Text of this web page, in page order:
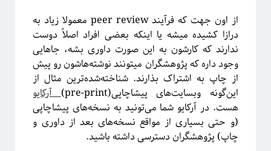
از اون جهت که فرآیند peer review معمولا زیاد به
درازا کشیده میشه یا اینکه بعضی افراد اصلاً دوست
ندارند که کارشون به این صورت داوری بشه، جاهایی
وجود داره که پژوهشگران میتونند نوشته‌هاشون رو پیش‌
از چاپ به اشتراک بذارند. شناخته‌شده‌ترین مثال از
این‌گونه وبسایت‌های پیشاچاپی(pre-print)
آرکایو
هست. در آرکایو شما می‌تونید به نسخه‌های پیشاچاپی
(و حتی بسیاری از مواقع نسخه‌های بعد از داوری و
چاپ) پژوهشگران دسترسی داشته باشید.